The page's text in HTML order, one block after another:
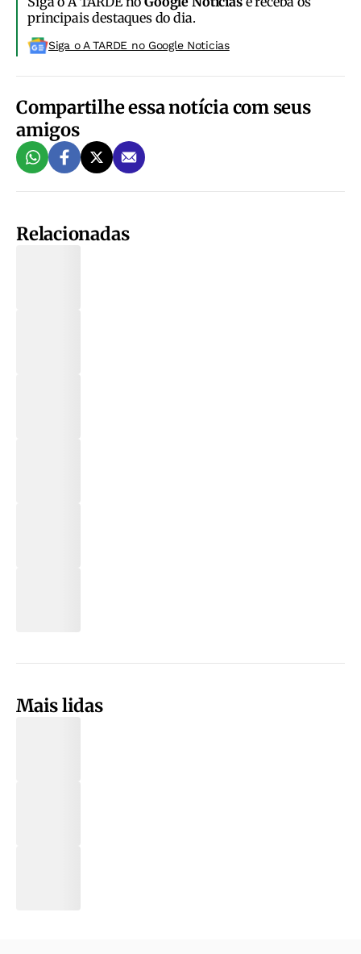
principais destaques do dia.
Siga o A TARDE no Google Noticias
Compartilhe essa notícia com seus
amigos
Relacionadas
Mais lidas